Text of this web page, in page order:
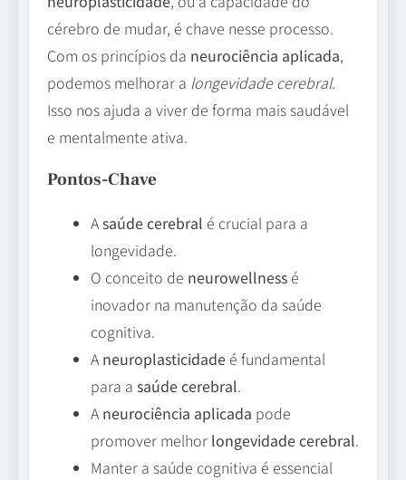
cérebro de mudar, é chave nesse processo.
Com os princípios da neurociência aplicada,
podemos melhorar a longevidade cerebral.
Isso nos ajuda a viver de forma mais saudável
e mentalmente ativa.
Pontos-Chave
Asaúde cerebral é crucial para a
longevidade.
O conceito de neurowellness é
inovador na manutenção da saúde
cognitiva.
A neuroplasticidade é fundamental
para a saúde cerebral.
A neurociência aplicada pode
promover melhor longevidade cerebral.
Manter a saúde cognitiva é essencial